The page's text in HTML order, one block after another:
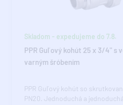
Skladom - expedujeme do 7.8.
PPR Guľový kohút 25 x 3/4" s
varným šróbením
PPR Guľový kohút so
PN20. Jednoduchá a